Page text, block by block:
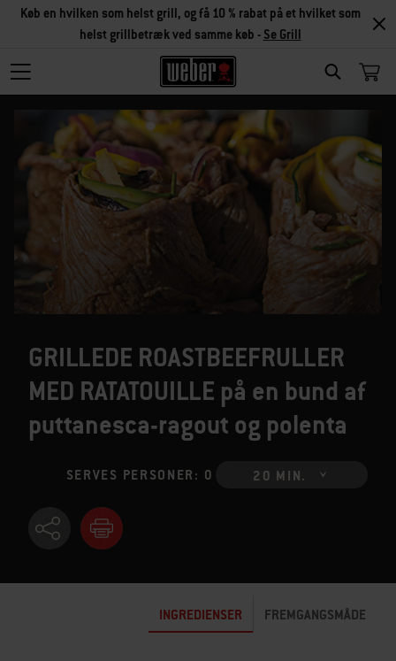
SEARCH
Køb en hvilken som helst grill, og få 10 % rabat på et hvilket som
helst grillbetræk ved samme køb - Se Grill
GRILLEDE ROASTBEEFRULLER
MED RATATOUILLE på en bund af
puttanesca-ragout og polenta
SERVES PERSONER: 0 20 MIN.
INGREDIENSER FREMGANGSMÅDE